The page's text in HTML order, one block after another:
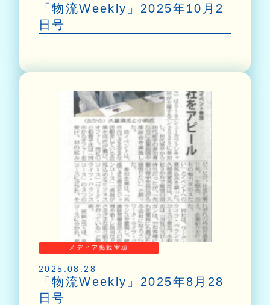
「物流Weekly」2025年10月2
日号
メディア掲載実績
2025.08.28
「物流Weekly」2025年8月28
日号